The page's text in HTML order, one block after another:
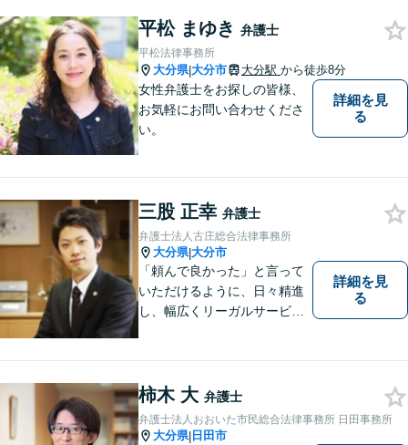
遺産分割、介護などの高齢社
会問題に注力しております。
平松 まゆき 弁護士
平松法律事務所
大分県|大分市 大分駅 から徒歩8分
女性弁護士をお探しの皆様、
お気軽にお問い合わせくださ
い。
詳細を見
る
三股 正幸 弁護士
弁護士法人古庄総合法律事務所
大分県|大分市
「頼んで良かった」と言って
いただけるように、日々精進
し、幅広くリーガルサービス
詳細を見
る
柿木 大 弁護士
弁護士法人おおいた市民総合法律事務所 日田事務所
大分県| 日田市